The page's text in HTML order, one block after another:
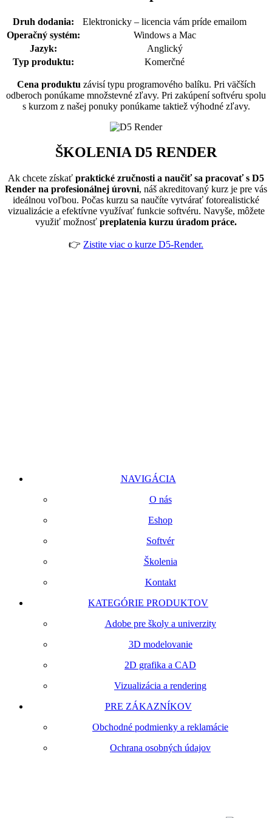
Druh dodania:
Elektronicky – licencia vám príde emailom
Operačný systém:
Windows a Mac
Jazyk:
Anglický
Typ produktu:
Komerčné
Cena produktu závisí typu programového balíku. Pri väčších
odberoch ponúkame množstevné zľavy. Pri zakúpení softvéru spolu
s kurzom z našej ponuky ponúkame taktiež výhodné zľavy.
ŠKOLENIA D5 RENDER
Ak chcete získať praktické zručnosti a naučiť sa pracovať s D5
Render na profesionálnej úrovni, náš akreditovaný kurz je pre vás
ideálnou voľbou. Počas kurzu sa naučíte vytvárať fotorealistické
vizualizácie a efektívne využívať funkcie softvéru. Navyše, môžete
využiť možnosť preplatenia kurzu úradom práce.
👉 Zistite viac o kurze D5-Render.
NAVIGÁCIA
O nás
Eshop
Softvér
Školenia
Kontakt
KATEGÓRIE PRODUKTOV
Adobe pre školy a univerzity
3D modelovanie
2D grafika a CAD
Vizualizácia a rendering
PRE ZÁKAZNÍKOV
Obchodné podmienky a reklamácie
Ochrana osobných údajov